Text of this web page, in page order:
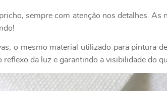
sempre com atenção nos detalhes. As
o mesmo material utilizado para pintura
da luz e garantindo a visibilidade do